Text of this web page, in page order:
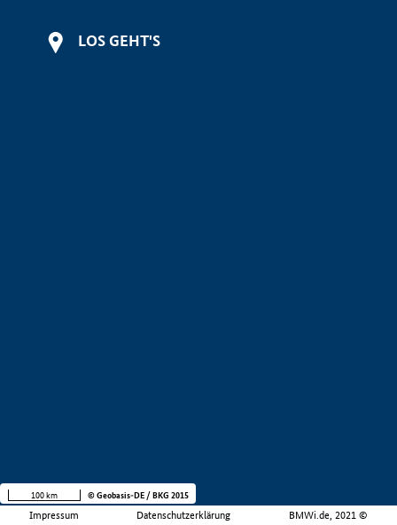
LOS GEHT'S
Impressum Datenschutzerklärung BMWi.de, 2021 ©
100 km © Geobasis-DE / BKG 2015